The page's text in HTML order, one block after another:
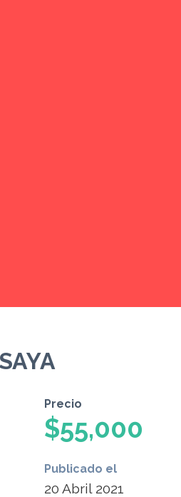
Precio
$55,000
Publicado el
20 Abril 2021